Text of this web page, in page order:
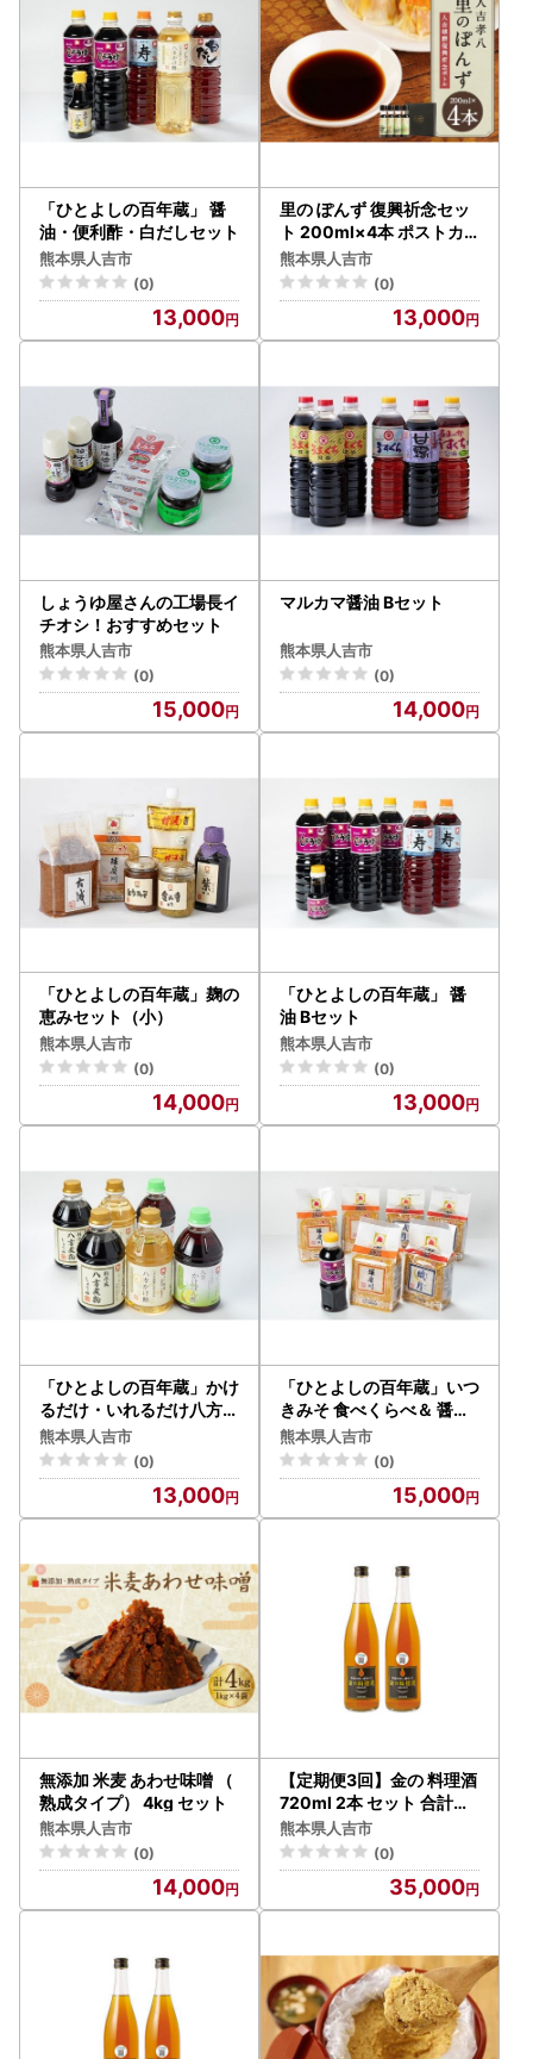
「ひとよしの百年蔵」 醤
油・便利酢・白だしセット
熊本県人吉市
(0)
13,000
里の ぽんず 復興祈念セッ
ト 200ml×4本 ポストカ
ード4枚付
熊本県人吉市
(0)
13,000
しょうゆ屋さんの工場長イ
チオシ！おすすめセット
熊本県人吉市
(0)
15,000
マルカマ醤油 Bセット
熊本県人吉市
(0)
14,000
「ひとよしの百年蔵」麹の
恵みセット（小）
熊本県人吉市
(0)
14,000
「ひとよしの百年蔵」 醤
油 Bセット
熊本県人吉市
(0)
13,000
「ひとよしの百年蔵」かけ
るだけ・いれるだけ八方シ
リーズセット
熊本県人吉市
(0)
13,000
「ひとよしの百年蔵」いつ
きみそ 食べくらべ＆ 醤油
セット
熊本県人吉市
(0)
15,000
無添加 米麦 あわせ味噌 （
熟成タイプ） 4kg セット
熊本県人吉市
(0)
14,000
【定期便3回】金の 料理酒
720ml 2本 セット 合計約
4.3L 焼酎
熊本県人吉市
(0)
35,000